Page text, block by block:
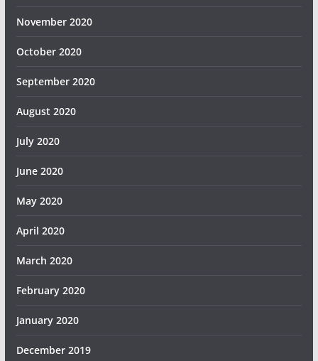
November 2020
October 2020
September 2020
August 2020
July 2020
June 2020
May 2020
April 2020
March 2020
February 2020
January 2020
December 2019